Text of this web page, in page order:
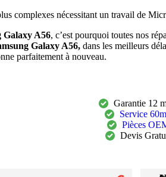
complexes nécessitant un travail de
Galaxy A56, c’est pourquoi toutes nos
Galaxy A56, dans les meilleurs
parfaitement à nouveau.
Garantie 12
Service
Pièces
Devis